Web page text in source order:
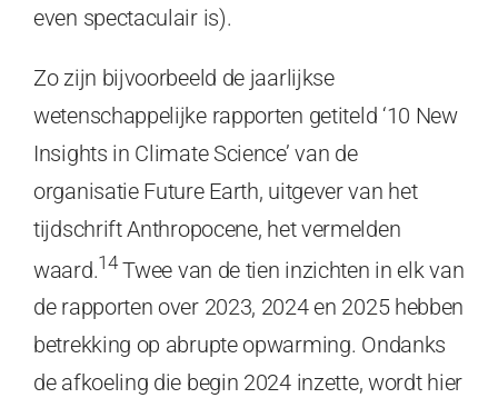
even spectaculair is).
Zo zijn bijvoorbeeld de jaarlijkse
wetenschappelijke rapporten getiteld ‘10 New
Insights in Climate Science’ van de
organisatie Future Earth, uitgever van het
tijdschrift Anthropocene, het vermelden
waard.14Twee van de tien inzichten in elk van
de rapporten over 2023, 2024 en 2025 hebben
betrekking op abrupte opwarming. Ondanks
de afkoeling die begin 2024 inzette, wordt hier